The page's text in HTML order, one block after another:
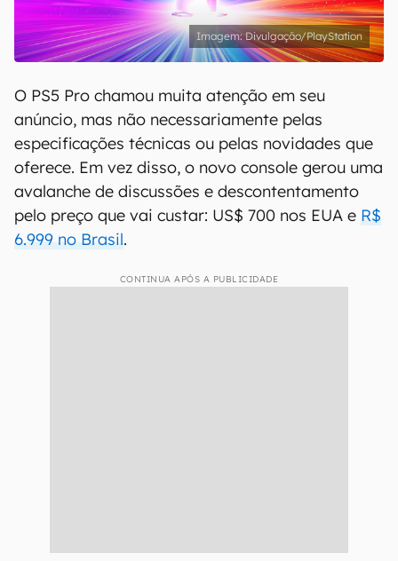
Divulgação/PlayStation
O PS5 Pro chamou muita atenção em seu
anúncio, mas não necessariamente pelas
especificações técnicas ou pelas novidades que
oferece. Em vez disso, o novo console gerou uma
avalanche de discussões e descontentamento
pelo preço que vai custar: US$ 700 nos EUA e R$
6.999 no Brasil.
CONTINUA APÓS A PUBLICIDADE